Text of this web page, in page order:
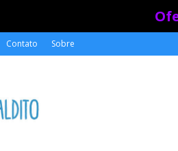
Contato Sobre